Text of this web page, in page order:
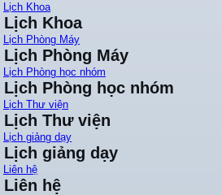
Lịch Khoa
Lịch Khoa
Lịch Phòng Máy
Lịch Phòng Máy
Lịch Phòng học nhóm
Lịch Phòng học nhóm
Lịch Thư viện
Lịch Thư viện
Lịch giảng dạy
Lịch giảng dạy
Liên hệ
Liên hệ